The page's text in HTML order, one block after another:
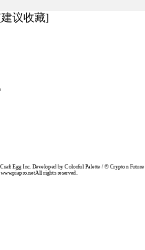
议收藏]
Egg Inc. Developed by Colorful Palette / © Crypton Future
rights reserved.